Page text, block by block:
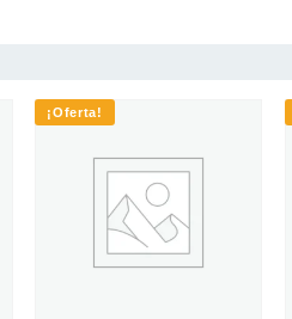
¡Oferta!